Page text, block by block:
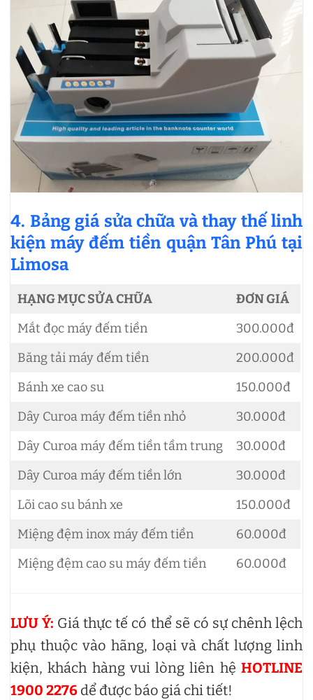
4. Bảng giá sửa chữa và thay thế linh
kiện máy đếm tiền quận Tân Phú tại
Limosa
HẠNG MỤC SỬA CHỮA
ĐƠN GIÁ
Mắt đọc máy đếm tiền
300.000đ
Băng tải máy đếm tiền
200.000đ
Bánh xe cao su
150.000đ
Dây Curoa máy đếm tiền nhỏ
30.000đ
Dây Curoa máy đếm tiền tầm trung
30.000đ
Dây Curoa máy đếm tiền lớn
30.000đ
Lõi cao su bánh xe
150.000đ
Miệng đệm inox máy đếm tiền
60.000đ
Miệng đệm cao su máy đếm tiền
60.000đ
LƯU Ý: Giá thực tế có thể sẽ có sự chênh lệch
phụ thuộc vào hãng, loại và chất lượng linh
kiện, khách hàng vui lòng liên hệ HOTLINE
1900 2276 dể được báo giá chi tiết!